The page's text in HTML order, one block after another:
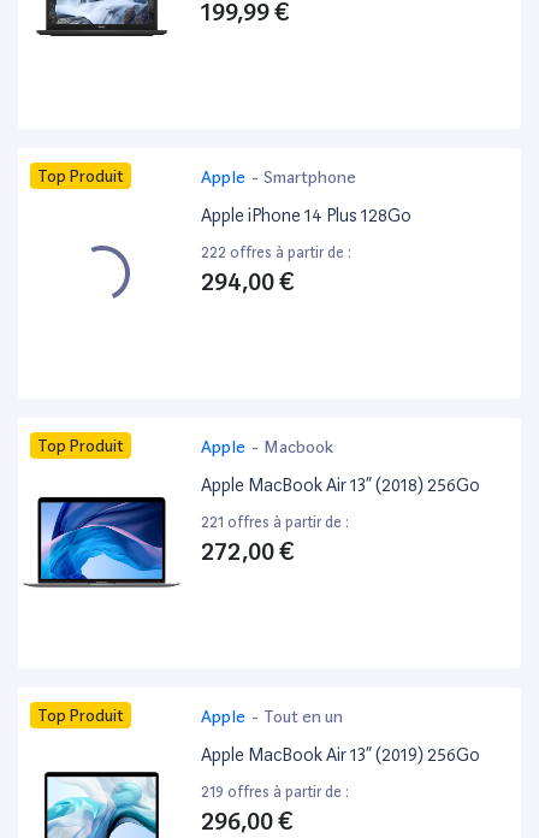
199,99 €
Top Produit Apple - Smartphone
Apple iPhone 14 Plus 128Go
222 offres à partir de :
294,00 €
Top Produit Apple - Macbook
Apple MacBook Air 13” (2018) 256Go
221 offres à partir de :
272,00 €
Top Produit Apple - Tout en un
Apple MacBook Air 13” (2019) 256Go
219 offres à partir de :
296,00 €